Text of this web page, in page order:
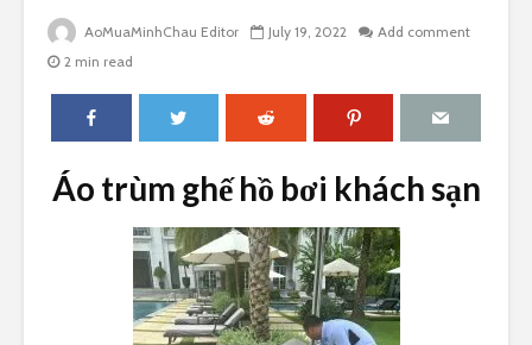
AoMuaMinhChau Editor July 19, 2022
Add comment
2 min read
Áo trùm ghế hồ bơi khách sạn